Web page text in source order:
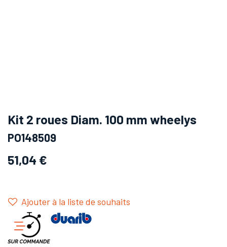
Kit 2 roues Diam. 100 mm wheelys
PO148509
51,04 €
Ajouter à la liste de souhaits